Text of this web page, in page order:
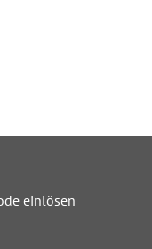
einlösen